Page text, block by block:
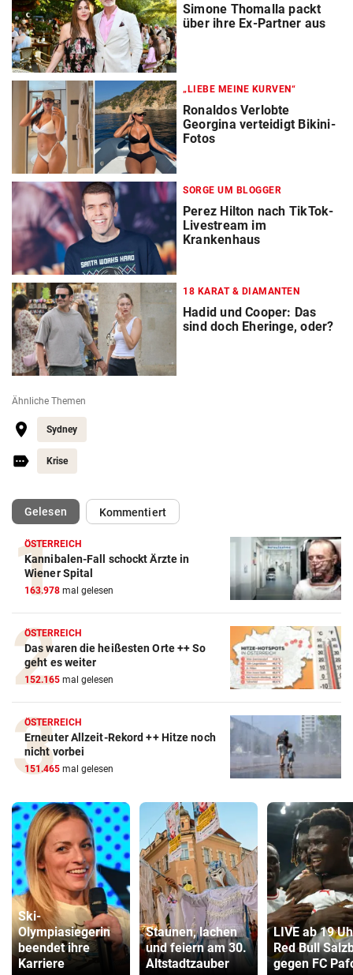
Simone Thomalla packt
über ihre Ex-Partner aus
„LIEBE MEINE KURVEN“
Ronaldos Verlobte
Georgina verteidigt Bikini-
Fotos
SORGE UM BLOGGER
Perez Hilton nach TikTok-
Livestream im
Krankenhaus
18 KARAT & DIAMANTEN
Hadid und Cooper: Das
sind doch Eheringe, oder?
Ähnliche Themen
Sydney
Krise
Gelesen(ausgewählt)Kommentiert
ÖSTERREICH
Kannibalen-Fall schockt Ärzte in
Wiener Spital
163.978 mal gelesen
ÖSTERREICH
Das waren die heißesten Orte ++ So
geht es weiter
152.165 mal gelesen
ÖSTERREICH
Erneuter Allzeit-Rekord ++ Hitze noch
nicht vorbei
151.465 mal gelesen
Ski-
Olympiasiegerin
beendet ihre
Karriere
Staunen, lachen
und feiern am 30.
Altstadtzauber
LIVE ab 19
Red Bull
gegen FC